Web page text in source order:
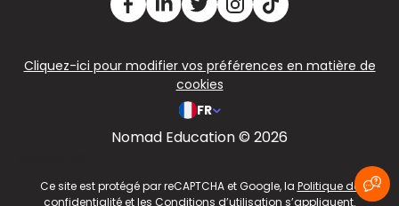
Cliquez-ici pour modifier vos préférences en matière de
cookies
FR
Nomad Education © 2026
Ce site est protégé par reCAPTCHA et Google, la Politique de
confidentialitéet les Conditions d’utilisation s’appliquent.